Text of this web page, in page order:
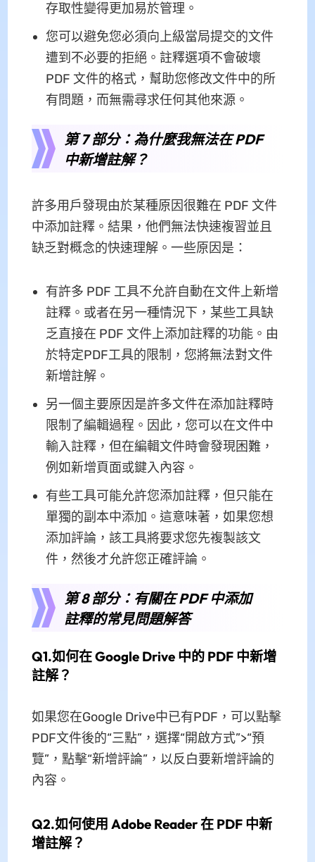
存取性變得更加易於管理。
您可以避免您必須向上級當局提交的文件
遭到不必要的拒絕。註釋選項不會破壞
PDF 文件的格式，幫助您修改文件中的所
有問題，而無需尋求任何其他來源。
第 7 部分：為什麼我無法在 PDF
中新增註解？
許多用戶發現由於某種原因很難在 PDF 文件
中添加註釋。結果，他們無法快速複習並且
缺乏對概念的快速理解。一些原因是：
有許多 PDF 工具不允許自動在文件上新增
註釋。或者在另一種情況下，某些工具缺
乏直接在 PDF 文件上添加註釋的功能。由
於特定PDF工具的限制，您將無法對文件
新增註解。
另一個主要原因是許多文件在添加註釋時
限制了編輯過程。因此，您可以在文件中
輸入註釋，但在編輯文件時會發現困難，
例如新增頁面或鍵入內容。
有些工具可能允許您添加註釋，但只能在
單獨的副本中添加。這意味著，如果您想
添加評論，該工具將要求您先複製該文
件，然後才允許您正確評論。
第 8 部分：有關在 PDF 中添加
註釋的常見問題解答
Q1.如何在 Google Drive 中的 PDF 中新增
註解？
如果您在Google Drive中已有PDF，可以點擊
PDF文件後的“三點”，選擇“開啟方式”>“預
覽”，點擊“新增評論”，以反白要新增評論的
內容。
Q2.如何使用 Adob​​e Reader 在 PDF 中新
增註解？